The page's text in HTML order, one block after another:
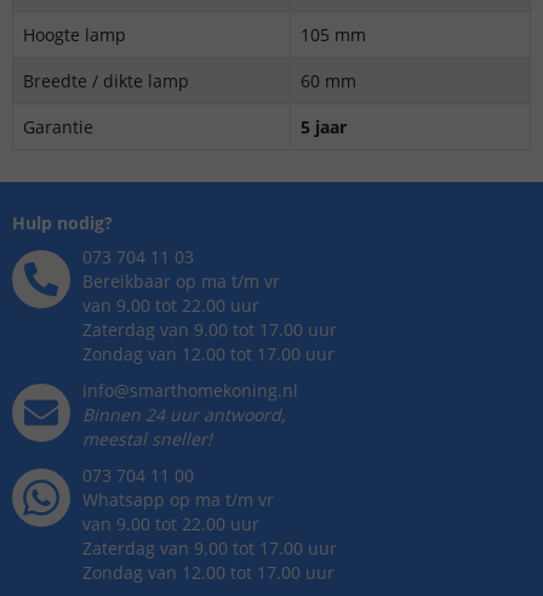
Hoogte lamp
105 mm
Breedte / dikte lamp
60 mm
Garantie
5 jaar
Hulp nodig?
073 704 11 03
Bereikbaar op ma t/m vr
van 9.00 tot 22.00 uur
Zaterdag van 9.00 tot 17.00 uur
Zondag van 12.00 tot 17.00 uur
info@smarthomekoning.nl
Binnen 24 uur antwoord,
meestal sneller!
073 704 11 00
Whatsapp op ma t/m vr
van 9.00 tot 22.00 uur
Zaterdag van 9.00 tot 17.00 uur
Zondag van 12.00 tot 17.00 uur